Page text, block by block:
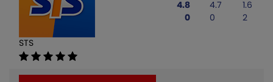
STS
4.8
0
4.7
0
1.6
2